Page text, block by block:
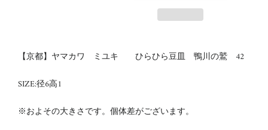
【京都】ヤマカワ ミユキ ひらひら豆皿 鴨川の鷲 42
SIZE:径6高1
※およその大きさです。個体差がございます。